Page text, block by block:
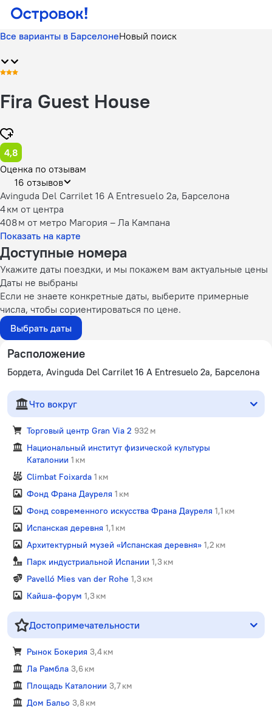
Все варианты в БарселонеНовый поиск
Fira Guest House
4,8
Оценка по отзывам
16 отзывов
Avinguda Del Carrilet 16 A Entresuelo 2a, Барселона
4 км от центра
408 м от метро Магория – Ла Кампана
Показать на карте
Доступные номера
Укажите даты поездки, и мы покажем вам актуальные цены
Даты не выбраны
Если не знаете конкретные даты, выберите примерные
числа, чтобы сориентироваться по цене.
Выбрать даты
Расположение
Бордета, Avinguda Del Carrilet 16 A Entresuelo 2a, Барселона
Что вокруг
Торговый центр Gran Via 2 932 м
Национальный институт физической культуры
Каталонии 1 км
Climbat Foixarda 1 км
Фонд Франа Дауреля 1 км
Фонд современного искусства Франа Дауреля 1,1 км
Испанская деревня 1,1 км
Архитектурный музей «Испанская деревня» 1,2 км
Парк индустриальной Испании 1,3 км
Pavelló Mies van der Rohe 1,3 км
Кайша-форум 1,3 км
Достопримечательности
Рынок Бокерия 3,4 км
Ла Рамбла 3,6 км
Площадь Каталонии 3,7 км
Дом Бальо 3,8 км